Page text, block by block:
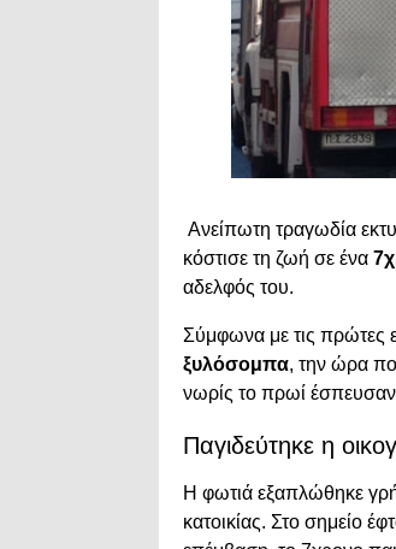
Ανείπωτη τραγωδία
κόστισε τη ζωή σε ένα
αδελφός του.
Σύμφωνα με τις πρώτες
ξυλόσομπα, την ώρα
νωρίς το πρωί έσπευσαν
Παγιδεύτηκε η
Η φωτιά εξαπλώθηκε
κατοικίας. Στο σημείο